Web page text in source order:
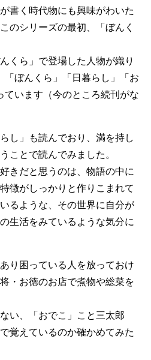
書く時代物にも興味がわいた
のシリーズの最初、「ぼんく
くら」で登場した人物が織り
「ぼんくら」「日暮らし」「お
ています（今のところ続刊がな
し」も読んでおり、満を持し
ことで読んでみました。
きだと思うのは、物語の中に
徴がしっかりと作りこまれて
るような、その世界に自分が
生活をみているような気分に
り困っている人を放っておけ
・お徳のお店で煮物や総菜を
い、「おでこ」こと三太郎
覚えているのか確かめてみた